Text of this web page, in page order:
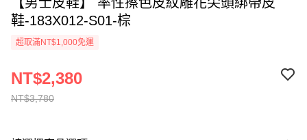
鞋-183X012-S01-棕
超取滿NT$1,000免運
NT$3,780
NT$2,380